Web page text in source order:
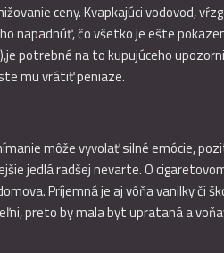
ceny. Kvapkajúci vodovod,
napadnúť, čo všetko je ešte
potrebné na to kupujúceho
mu vrátiť peniaze.
môže vyvolať silné emócie,
jedlá radšej nevarte. O
Príjemná je aj vôňa vanilky či
preto by mala byt uprataná a